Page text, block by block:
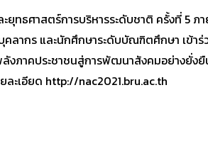
ยุทธศาสตร์การบริหารระดับชาติ ครั้งที่ 5
ากร และนักศึกษาระดับบัณฑิตศึกษา เข้า
งภาคประชาชนสู่การพัฒนาสังคมอย่างยั่ง
ะเอียด http://nac2021.bru.ac.th